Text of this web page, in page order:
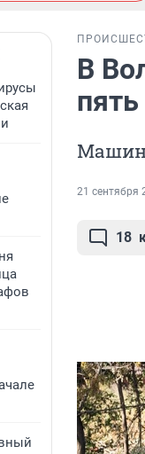
В
21 сентября
18